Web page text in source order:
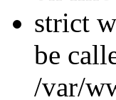
strict
be
/var/